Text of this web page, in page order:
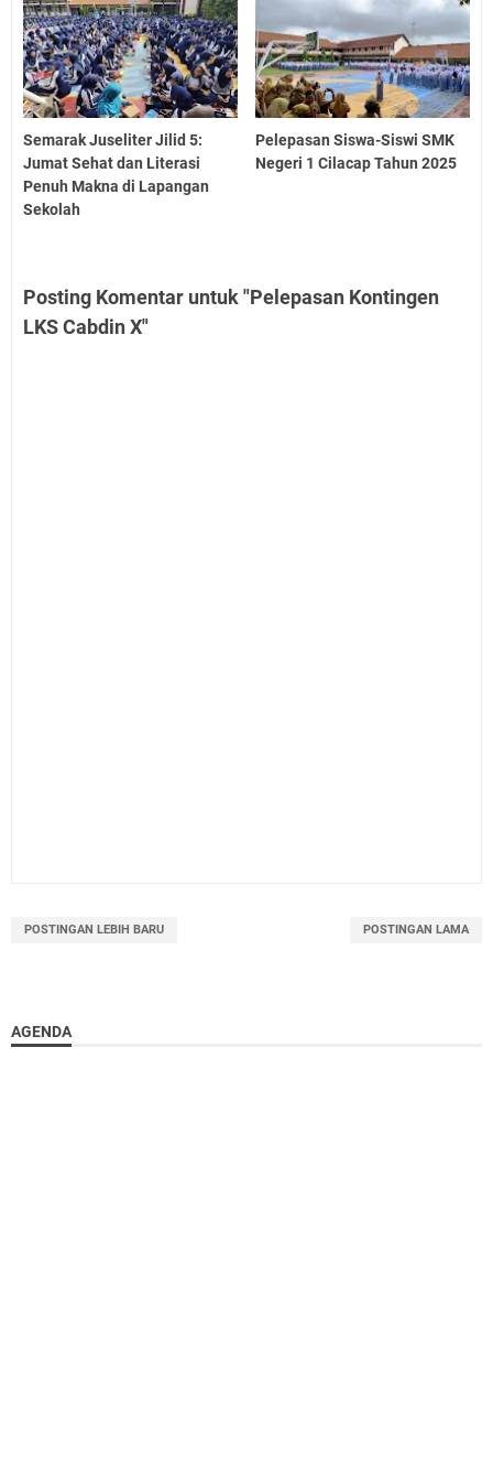
Semarak Juseliter Jilid 5:
Jumat Sehat dan Literasi
Penuh Makna di Lapangan
Sekolah
Pelepasan Siswa-Siswi SMK
Negeri 1 Cilacap Tahun 2025
Posting Komentar untuk "Pelepasan Kontingen
LKS Cabdin X"
POSTINGAN LEBIH BARU POSTINGAN LAMA
AGENDA